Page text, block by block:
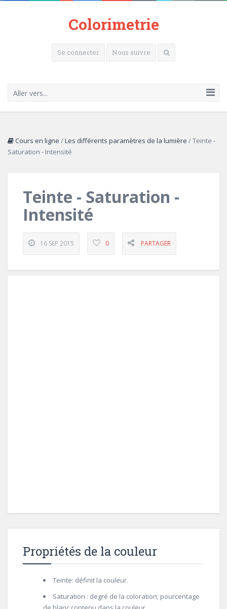
Colorimetrie
Se connecter Nous suivre
Aller vers...
Cours en ligne /Les différents paramètres de la lumière /Teinte -
Saturation - Intensité
Teinte - Saturation -
Intensité
16 SEP 2015 0 PARTAGER
Propriétés de la couleur
Teinte: définit la couleur.
Saturation : degré de la coloration; pourcentage